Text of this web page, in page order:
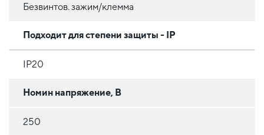
Безвинтов. зажим/клемма
Подходит для степени защиты - IP
IP20
Номин напряжение, В
250